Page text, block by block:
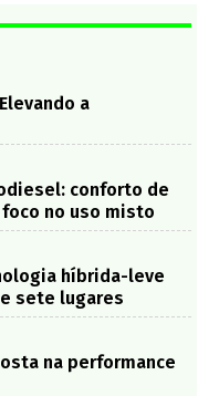
a
conforto de
foco no uso misto
híbrida-leve
sete lugares
na performance